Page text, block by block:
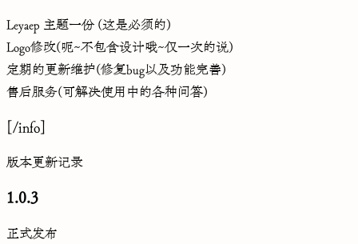
Leyaep 主题一份 (这是必须的)
Logo修改(呃~不包含设计哦~仅一次的说)
定期的更新维护(修复bug以及功能完善)
售后服务(可解决使用中的各种问答)
[/info]
版本更新记录
1.0.3
正式发布